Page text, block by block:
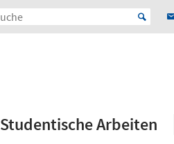
Studentische Arbeiten